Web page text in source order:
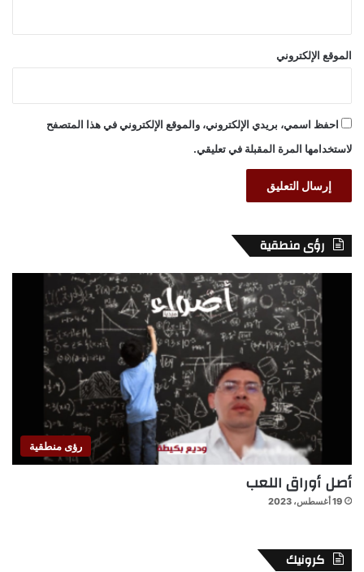
الموقع الإلكتروني
احفظ اسمي، بريدي الإلكتروني، والموقع الإلكتروني في هذا المتصفح
لاستخدامها المرة المقبلة في تعليقي.
رؤى منطقية
رؤى منطقية
أصل أوراق اللعب
19 أغسطس، 2023
كرونيك